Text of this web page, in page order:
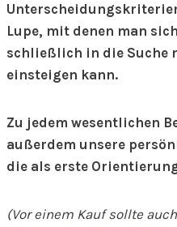
Lupe, mit denen man
schließlich in die Suche
einsteigen kann.
Zu jedem wesentlichen
außerdem unsere
die als erste
(Vor einem Kauf sollte